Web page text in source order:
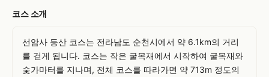
코스 소개
선암사 등산 코스는 전라남도 순천시에서 약 6.1km의 거리
를 걷게 됩니다. 코스는 작은 굴목재에서 시작하여 굴목재와
숯가마터를 지나며, 전체 코스를 따라가면 약 713m 정도의